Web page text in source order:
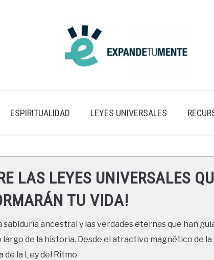
ESPIRITUALIDAD LEYES UNIVERSALES
LAS LEYES UNIVERSALES
TU VIDA!
ancestral y las verdades eternas que han
de la historia. Desde el atractivo magnético de
de la Ley del Ritmo